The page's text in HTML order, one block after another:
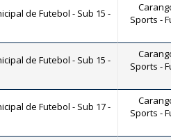
de Futebol - Sub 15 -
Sports -
de Futebol - Sub 15 -
Sports -
de Futebol - Sub 17 -
Sports -